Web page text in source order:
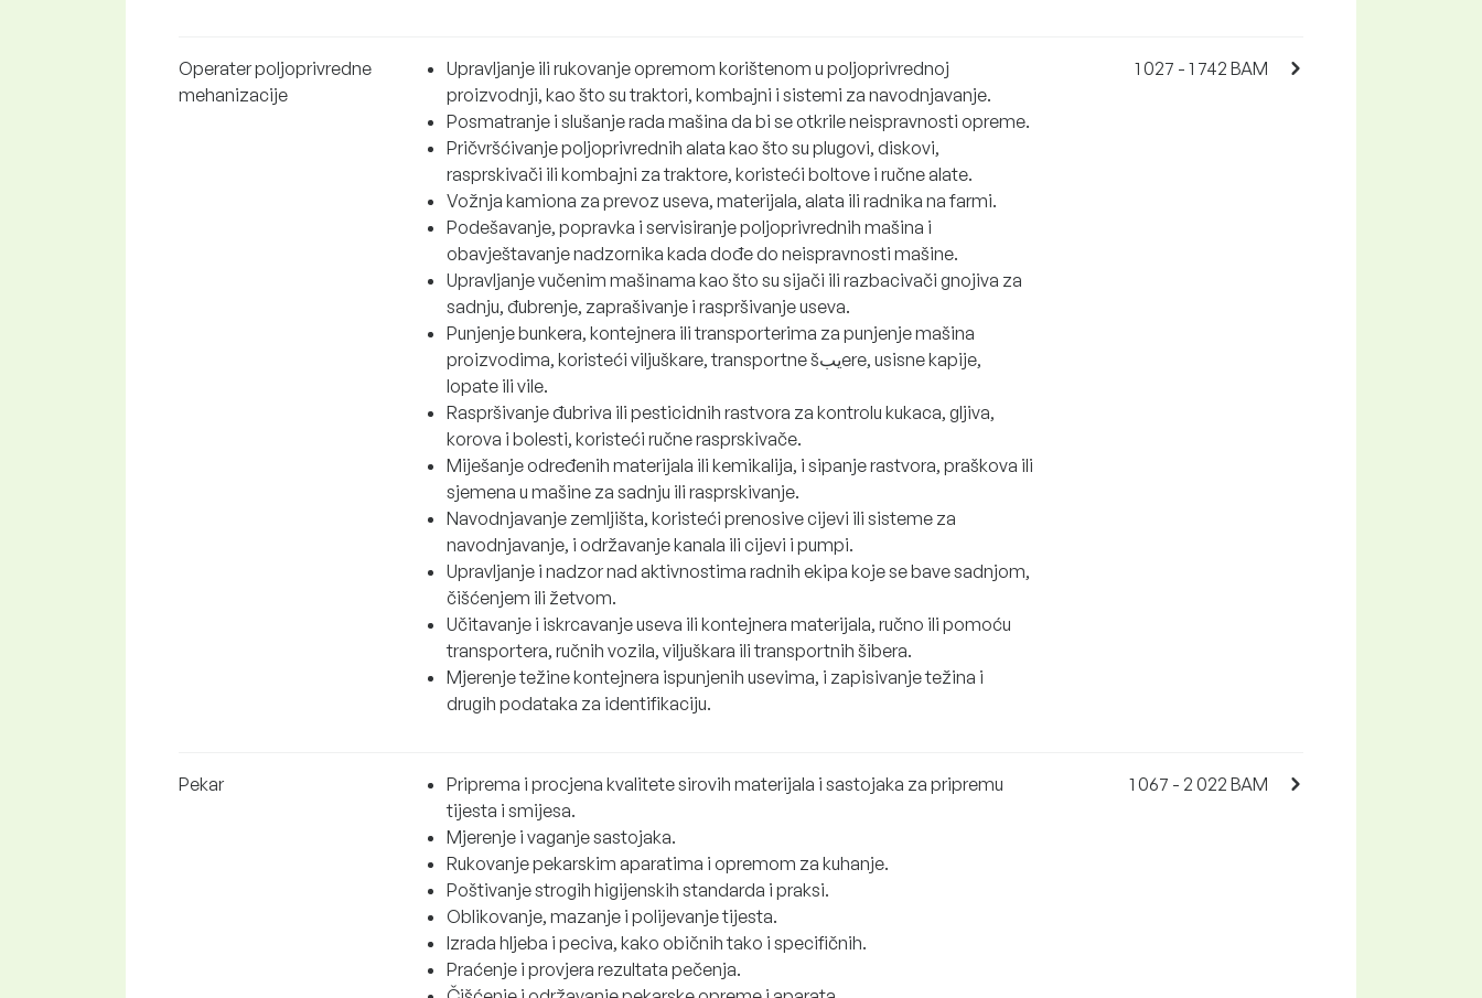
Operater poljoprivredne
mehanizacije
Upravljanje ili rukovanje opremom korištenom u poljoprivrednoj
proizvodnji, kao što su traktori, kombajni i sistemi za navodnjavanje.
Posmatranje i slušanje rada mašina da bi se otkrile neispravnosti opreme.
Pričvršćivanje poljoprivrednih alata kao što su plugovi, diskovi,
rasprskivači ili kombajni za traktore, koristeći boltove i ručne alate.
Vožnja kamiona za prevoz useva, materijala, alata ili radnika na farmi.
Podešavanje, popravka i servisiranje poljoprivrednih mašina i
obavještavanje nadzornika kada dođe do neispravnosti mašine.
Upravljanje vučenim mašinama kao što su sijači ili razbacivači gnojiva za
sadnju, đubrenje, zaprašivanje i raspršivanje useva.
Punjenje bunkera, kontejnera ili transporterima za punjenje mašina
proizvodima, koristeći viljuškare, transportne šيبere, usisne kapije,
lopate ili vile.
Raspršivanje đubriva ili pesticidnih rastvora za kontrolu kukaca, gljiva,
korova i bolesti, koristeći ručne rasprskivače.
Miješanje određenih materijala ili kemikalija, i sipanje rastvora, praškova ili
sjemena u mašine za sadnju ili rasprskivanje.
Navodnjavanje zemljišta, koristeći prenosive cijevi ili sisteme za
navodnjavanje, i održavanje kanala ili cijevi i pumpi.
Upravljanje i nadzor nad aktivnostima radnih ekipa koje se bave sadnjom,
čišćenjem ili žetvom.
Učitavanje i iskrcavanje useva ili kontejnera materijala, ručno ili pomoću
transportera, ručnih vozila, viljuškara ili transportnih šibera.
Mjerenje težine kontejnera ispunjenih usevima, i zapisivanje težina i
drugih podataka za identifikaciju.
1 027 - 1 742 BAM
Pekar
Priprema i procjena kvalitete sirovih materijala i sastojaka za pripremu
tijesta i smijesa.
Mjerenje i vaganje sastojaka.
Rukovanje pekarskim aparatima i opremom za kuhanje.
Poštivanje strogih higijenskih standarda i praksi.
Oblikovanje, mazanje i polijevanje tijesta.
Izrada hljeba i peciva, kako običnih tako i specifičnih.
Praćenje i provjera rezultata pečenja.
1 067 - 2 022 BAM